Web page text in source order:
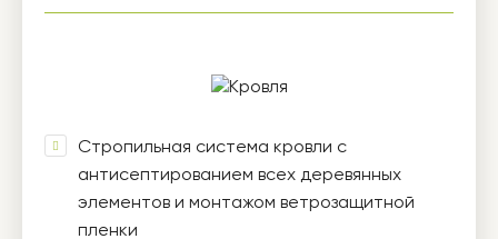
Стропильная система кровли с
антисептированием всех деревянных
элементов и монтажом ветрозащитной
пленки